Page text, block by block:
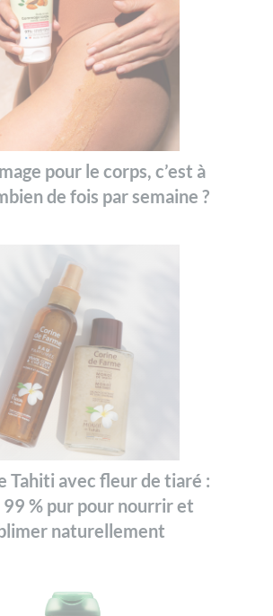
pour le corps, c’est à
de fois par semaine ?
Tahiti avec fleur de tiaré :
99 % pur pour nourrir et
naturellement